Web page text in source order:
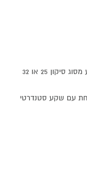
נתיך ושקע נדרש (אמפר): חד פזי שקע מסוג סיקון 25 או 32
עם שקע סטנדרטי